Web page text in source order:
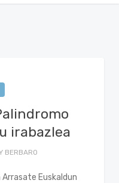
irabazlea
BERBARO
Euskaldun